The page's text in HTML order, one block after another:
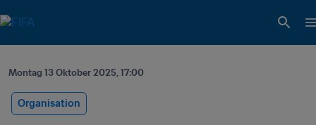
Montag 13 Oktober 2025, 17:00
Organisation